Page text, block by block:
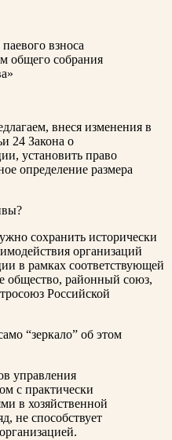
взноса
общего собрания
внеся изменения в
24 Закона о
установить право
определение размера
сохранить исторически
организаций
в рамках соответствующей
общество, районный союз,
Российской
“зеркало” об этом
управления
с практически
в хозяйственной
не способствует